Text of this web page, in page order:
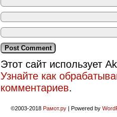
Этот сайт использует
Узнайте как
комментариев.
©2003-2018 Рамот.ру Powered by